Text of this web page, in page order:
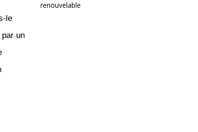
le
un
renouvelable